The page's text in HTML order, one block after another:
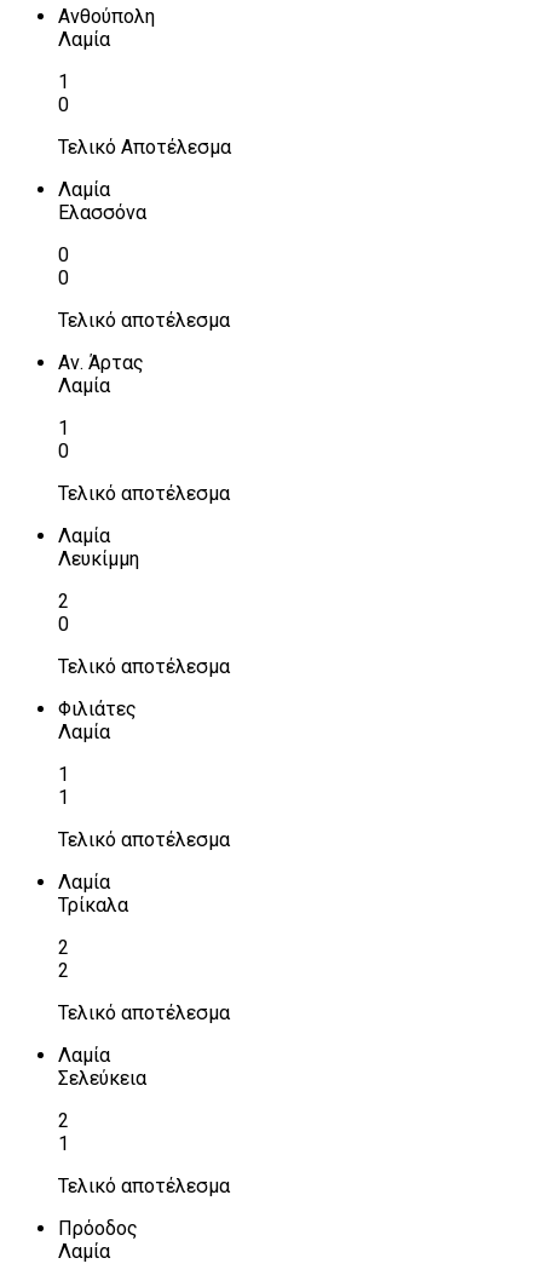
Ανθούπολη
Λαμία
1
0
Τελικό Αποτέλεσμα
Λαμία
Ελασσόνα
0
0
Τελικό αποτέλεσμα
Αν. Άρτας
Λαμία
1
0
Τελικό αποτέλεσμα
Λαμία
Λευκίμμη
2
0
Τελικό αποτέλεσμα
Φιλιάτες
Λαμία
1
1
Τελικό αποτέλεσμα
Λαμία
Τρίκαλα
2
2
Τελικό αποτέλεσμα
Λαμία
Σελεύκεια
2
1
Τελικό αποτέλεσμα
Πρόοδος
Λαμία